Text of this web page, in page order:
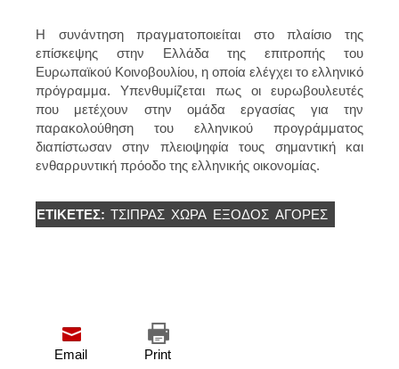
Η συνάντηση πραγματοποιείται στο πλαίσιο της
επίσκεψης στην Ελλάδα της επιτροπής του
Ευρωπαϊκού Κοινοβουλίου, η οποία ελέγχει το ελληνικό
πρόγραμμα. Υπενθυμίζεται πως οι ευρωβουλευτές
που μετέχουν στην ομάδα εργασίας για την
παρακολούθηση του ελληνικού προγράμματος
διαπίστωσαν στην πλειοψηφία τους σημαντική και
ενθαρρυντική πρόοδο της ελληνικής οικονομίας.
ΕΤΙΚΈΤΕΣ: ΤΣΊΠΡΑΣ ΧΏΡΑ ΕΞΟΔΟΣ ΑΓΟΡΈΣ
Print
Email